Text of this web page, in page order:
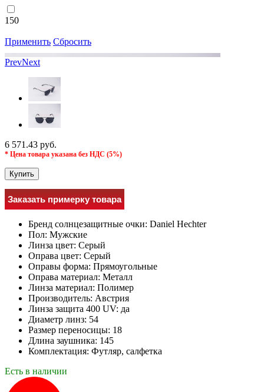
150
Применить Сбросить
PrevNext
6 571.43 руб.
* Цена товара указана без НДС (5%)
Купить
Заказать примерку товара
Бренд солнцезащитные очки: Daniel Hechter
Пол: Мужcкие
Линза цвет: Серый
Оправа цвет: Серый
Оправы форма: Прямоугольные
Оправа материал: Металл
Линза материал: Полимер
Производитель: Австрия
Линза защита 400 UV: да
Диаметр линз: 54
Размер переносицы: 18
Длина заушника: 145
Комплектация: Футляр, салфетка
Есть в наличии